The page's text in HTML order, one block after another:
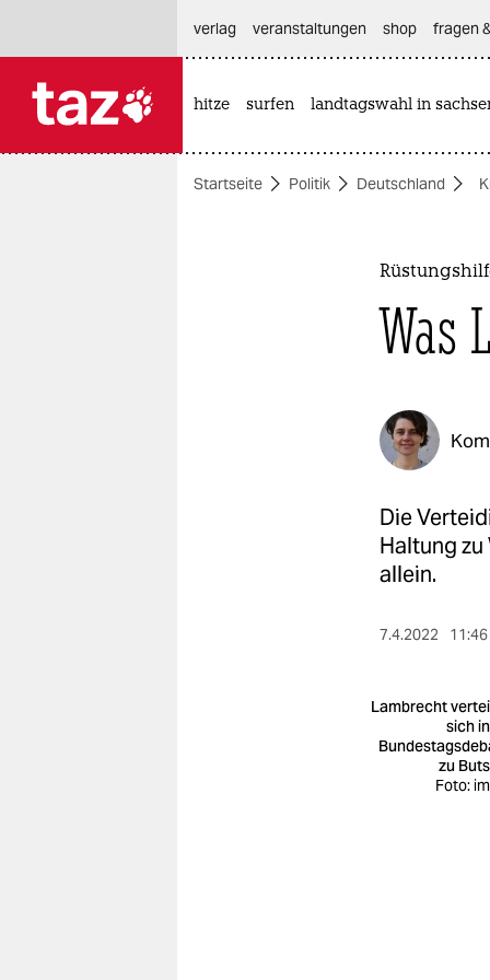
themen
verlag
veranstaltungen shop fragen
hitze surfen landtagswahl in
Startseite Politik Deutschland
Was
Die
Haltung
allein.
7.4.2022
Lambrecht
sich
zu
Foto: